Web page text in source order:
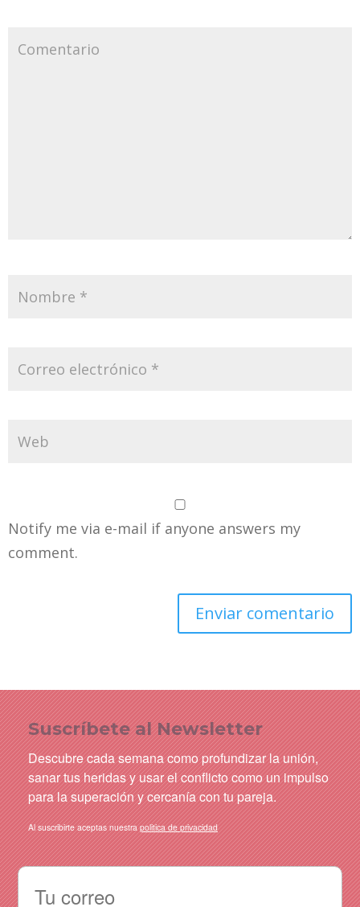
Notify me via e-mail if anyone answers my
comment.
Suscríbete al Newsletter
Descubre cada semana como profundizar la unión,
sanar tus heridas y usar el conflicto como un impulso
para la superación y cercanía con tu pareja.
Al suscribirte aceptas nuestrapolitica de privacidad